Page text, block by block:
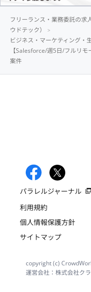
フリーランス・業務委託の求
ウドテック）
ビジネス・マーケティング・
【Salesforce/週5日/フルリ
案件
パラレルジャーナル
利用規約
個人情報保護方針
サイトマップ
copyright (c)
運営会社：株式会社ク